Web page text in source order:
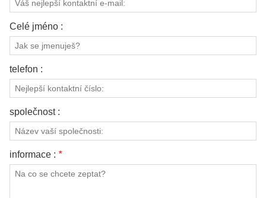
Celé jméno :
telefon :
společnost :
informace : *